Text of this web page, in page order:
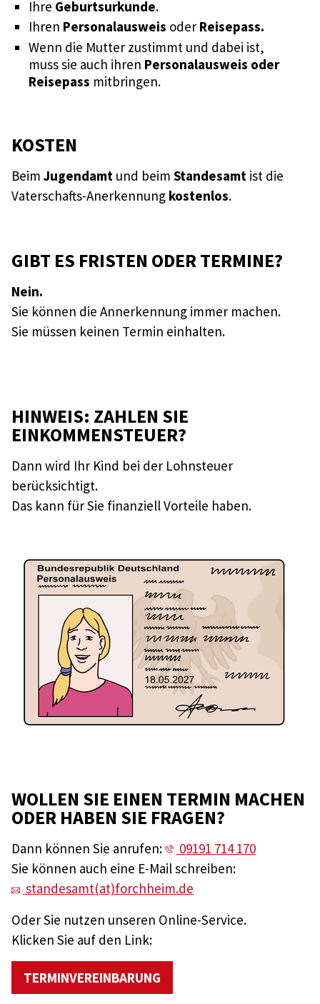
Ihre Geburtsurkunde.
Ihren Personalausweis oder Reisepass.
Wenn die Mutter zustimmt und dabei ist,
muss sie auch ihren Personalausweis oder
Reisepass mitbringen.
KOSTEN
Beim Jugendamt und beim Standesamt ist die
Vaterschafts-Anerkennung kostenlos.
GIBT ES FRISTEN ODER TERMINE?
Nein.
Sie können die Annerkennung immer machen.
Sie müssen keinen Termin einhalten.
HINWEIS: ZAHLEN SIE
EINKOMMENSTEUER?
Dann wird Ihr Kind bei der Lohnsteuer
berücksichtigt.
Das kann für Sie finanziell Vorteile haben.
WOLLEN SIE EINEN TERMIN MACHEN
ODER HABEN SIE FRAGEN?
Dann können Sie anrufen:
09191 714 170
Sie können auch eine E-Mail schreiben:
standesamt(at)forchheim.de
Oder Sie nutzen unseren Online-Service.
Klicken Sie auf den Link:
TERMINVEREINBARUNG